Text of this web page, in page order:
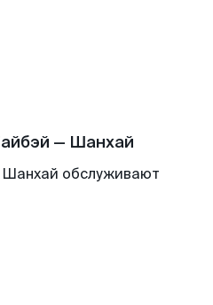
— Шанхай
обслуживают